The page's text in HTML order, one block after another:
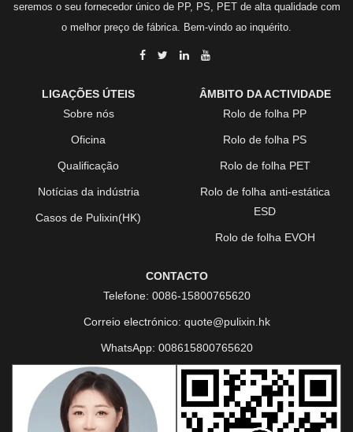
seremos o seu fornecedor único de PP, PS, PET de alta qualidade com
o melhor preço de fábrica. Bem-vindo ao inquérito.
LIGAÇÕES ÚTEIS
Sobre nós
Oficina
Qualificação
Notícias da indústria
Casos de Pulixin(HK)
ÂMBITO DA ACTIVIDADE
Rolo de folha PP
Rolo de folha PS
Rolo de folha PET
Rolo de folha anti-estática
ESD
Rolo de folha EVOH
CONTACTO
Telefone: 0086-15800765620
Correio electrónico: quote@pulixin.hk
WhatsApp: 008615800765620